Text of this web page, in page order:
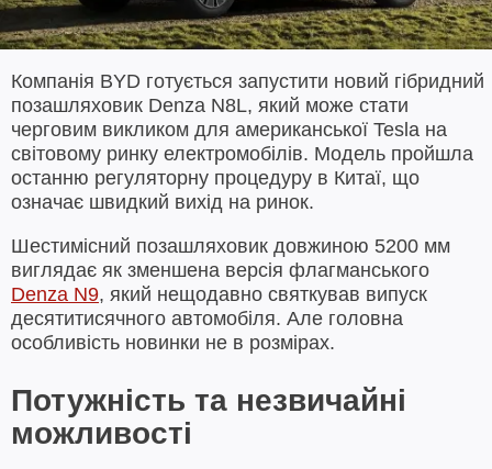
Компанія BYD готується запустити новий гібридний
позашляховик Denza N8L, який може стати
черговим викликом для американської Tesla на
світовому ринку електромобілів. Модель пройшла
останню регуляторну процедуру в Китаї, що
означає швидкий вихід на ринок.
Шестимісний позашляховик довжиною 5200 мм
виглядає як зменшена версія флагманського
Denza N9, який нещодавно святкував випуск
десятитисячного автомобіля. Але головна
особливість новинки не в розмірах.
Потужність та незвичайні
можливості